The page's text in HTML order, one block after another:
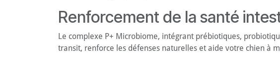
Renforcement de la santé
Le complexe P+ Microbiome, intégrant prébiotiques,
transit, renforce les défenses naturelles et aide votre chien à